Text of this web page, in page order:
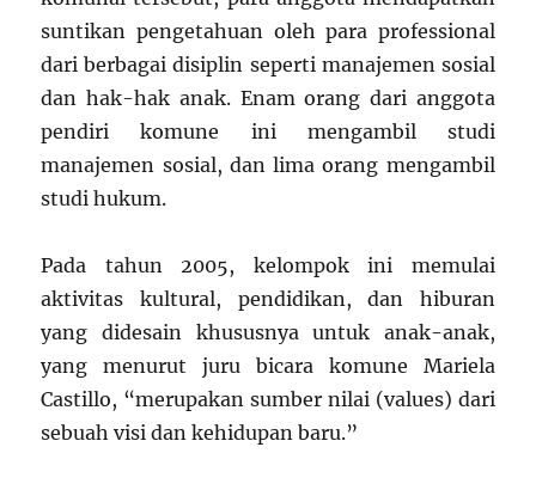
suntikan pengetahuan oleh para professional
dari berbagai disiplin seperti manajemen sosial
dan hak-hak anak. Enam orang dari anggota
pendiri komune ini mengambil studi
manajemen sosial, dan lima orang mengambil
studi hukum.
Pada tahun 2005, kelompok ini memulai
aktivitas kultural, pendidikan, dan hiburan
yang didesain khususnya untuk anak-anak,
yang menurut juru bicara komune Mariela
Castillo, “merupakan sumber nilai (values) dari
sebuah visi dan kehidupan baru.”